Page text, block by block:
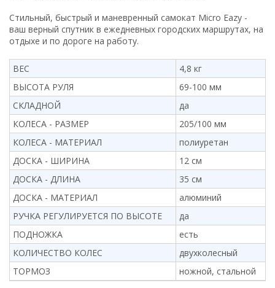
Стильный, быстрый и маневренный самокат Micro Eazy -
ваш верный спутник в ежедневных городских маршрутах, на
отдыхе и по дороге на работу.
ВЕС
4,8 кг
ВЫСОТА РУЛЯ
69-100 мм
СКЛАДНОЙ
да
КОЛЕСА - РАЗМЕР
205/100 мм
КОЛЕСА - МАТЕРИАЛ
полиуретан
ДОСКА - ШИРИНА
12 см
ДОСКА - ДЛИНА
35 см
ДОСКА - МАТЕРИАЛ
алюминий
РУЧКА РЕГУЛИРУЕТСЯ ПО ВЫСОТЕ
да
ПОДНОЖКА
есть
КОЛИЧЕСТВО КОЛЕС
двухколесный
ТОРМОЗ
ножной, стальной